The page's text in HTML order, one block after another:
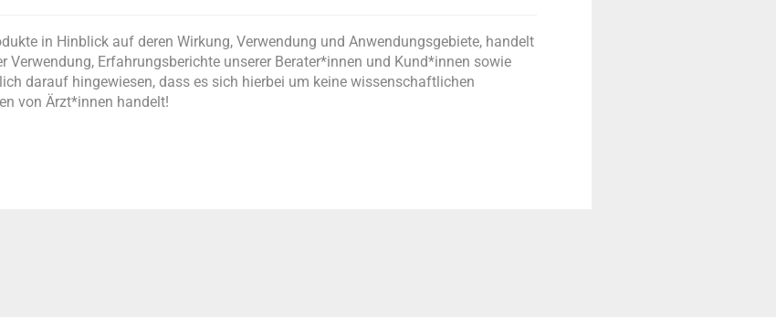
in Hinblick auf deren Wirkung, Verwendung und Anwendungsgebiete, handelt
Verwendung, Erfahrungsberichte unserer Berater*innen und Kund*innen sowie
darauf hingewiesen, dass es sich hierbei um keine wissenschaftlichen
von Ärzt*innen handelt!